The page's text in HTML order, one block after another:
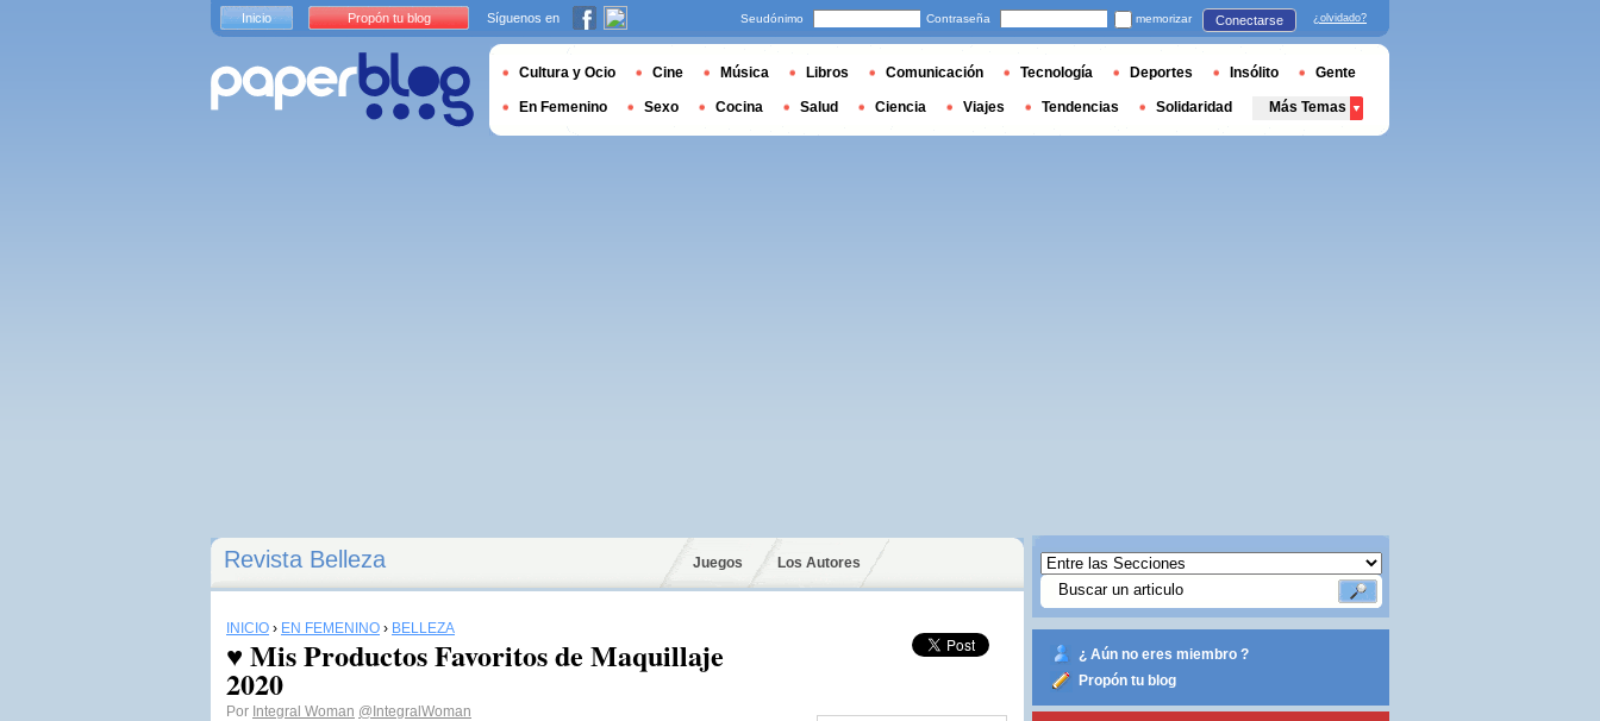
Revista Belleza Juegos Los Autores
INICIO › EN FEMENINO › BELLEZA
♥ Mis Productos Favoritos de Maquillaje
2020
Por Integral Woman @IntegralWoman
¿ Aún no eres miembro ?
Propón tu blog
Inicio Propón tu blog Síguenos en Seudónimo Contraseña memorizar Conectarse ¿olvidado?
Cultura y Ocio Cine Música Libros Comunicación Tecnología Deportes Insólito Gente
En Femenino Sexo Cocina Salud Ciencia Viajes Tendencias Solidaridad Más Temas